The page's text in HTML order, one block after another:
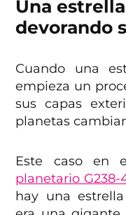
Una
devorando
Cuando una
empieza un
sus capas
planetas
Este caso en
planetario G238-
hay una